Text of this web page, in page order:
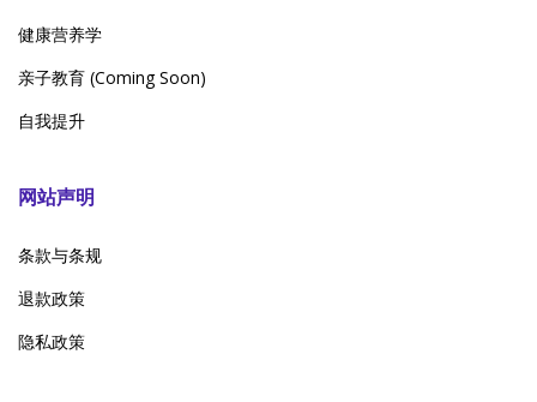
健康营养学
亲子教育 (Coming Soon)
自我提升
网站声明
条款与条规
退款政策
隐私政策